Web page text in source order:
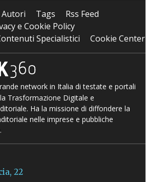
Autori Tags
Rss Feed
e Cookie Policy
Specialistici
Cookie Center
network in Italia di testate e portali
Trasformazione Digitale e
Ha la missione di diffondere la
nelle imprese e pubbliche
22